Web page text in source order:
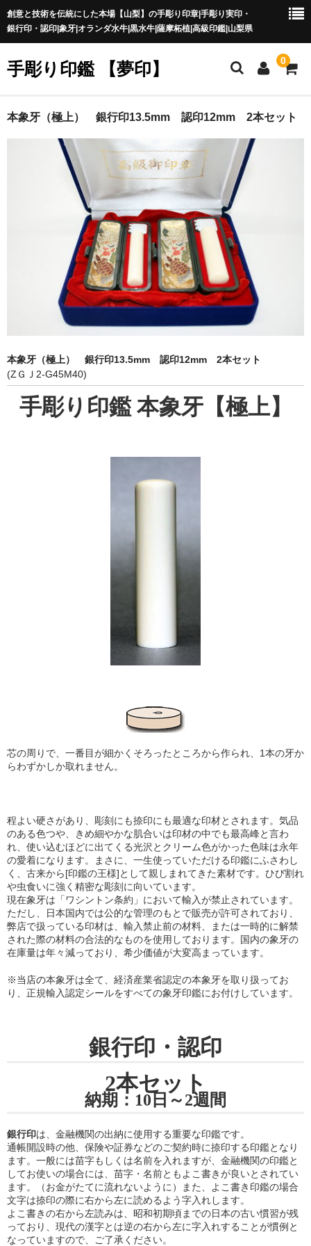
創意と技術を伝統にした本場【山梨】の手彫り印章|手彫り実印・
銀行印・認印|象牙|オランダ水牛|黒水牛|薩摩柘植|高級印鑑|山梨県
手彫り印鑑 【夢印】 0
夢印TOP
印章の本場 山梨
一級印章彫刻技能士
印鑑の書体
象牙印鑑の種類
お客様の声
ご利用案内
本象牙（極上） 銀行印13.5mm 認印12mm 2本セット
本象牙（極上） 銀行印13.5mm 認印12mm 2本セット
(ZＧＪ2-G45M40)
手彫り印鑑 本象牙【極上】
芯の周りで、一番目が細かくそろったところから作られ、1本の牙か
らわずかしか取れません。
程よい硬さがあり、彫刻にも捺印にも最適な印材とされます。気品
のある色つや、きめ細やかな肌合いは印材の中でも最高峰と言わ
れ、使い込むほどに出てくる光沢とクリーム色がかった色味は永年
の愛着になります。まさに、一生使っていただける印鑑にふさわし
く、古来から[印鑑の王様]として親しまれてきた素材です。ひび割れ
や虫食いに強く精密な彫刻に向いています。
現在象牙は「ワシントン条約」において輸入が禁止されています。
ただし、日本国内では公的な管理のもとで販売が許可されており、
弊店で扱っている印材は、輸入禁止前の材料、または一時的に解禁
された際の材料の合法的なものを使用しております。国内の象牙の
在庫量は年々減っており、希少価値が大変高まっています。
※当店の本象牙は全て、経済産業省認定の本象牙を取り扱ってお
り
、正規輸入認定シールをすべての象牙印鑑にお付けしています。
銀行印・認印
2本セット
納期：10日～2週間
銀行印は、金融機関の出納に使用する重要な印鑑です。
通帳開設時の他、保険や証券などのご契約時に捺印する印鑑となり
ます。一般には苗字もしくは名前を入れますが、金融機関の印鑑と
してお使いの場合には、苗字・名前ともよこ書きが良いとされてい
ます。（お金がたてに流れないように）また、よこ書き印鑑の場合
文字は捺印の際に右から左に読めるよう字入れします。
よこ書きの右から左読みは、昭和初期頃までの日本の古い慣習が残
っており、現代の漢字とは逆の右から左に字入れすることが慣例と
なっていますので、ご了承ください。